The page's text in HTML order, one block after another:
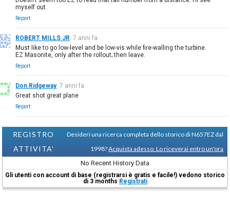
myself out.
Report
ROBERT MILLS JR 7 anni fa
Must like to go low-level and be low-vis while fire-walling the turbine.
EZ Masonite, only after the rollout; then leave.
Report
Don Ridgeway 7 anni fa
Great shot great plane
Report
REGISTRO
ATTIVITA'
Desideri una ricerca completa dello storico di N657EZ dal
1998?Acquista adesso. Lo riceverai entro un'ora
No Recent History Data
Gli utenti con account di base (registrarsi è gratis e facile!) vedono storico
di 3 months Registrati